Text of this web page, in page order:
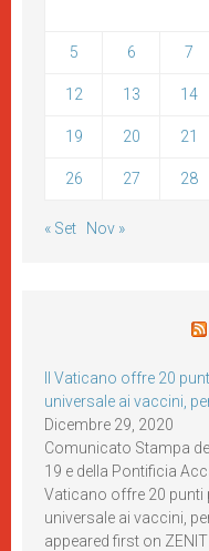
5 6 7
12 13 14
19 20 21
26 27 28
« Set Nov »
Il Vaticano offre 20
universale ai vaccini,
Dicembre 29, 2020
Comunicato Stampa
19 e della Pontificia
Vaticano offre 20 punti
universale ai vaccini,
appeared first on ZENIT